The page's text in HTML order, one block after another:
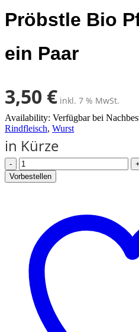
Pröbstle Bio
ein Paar
3,50 € inkl. 7 % MwSt.
Availability: Verfügbar bei
Rindfleisch, Wurst
in Kürze
-
+
Vorbestellen